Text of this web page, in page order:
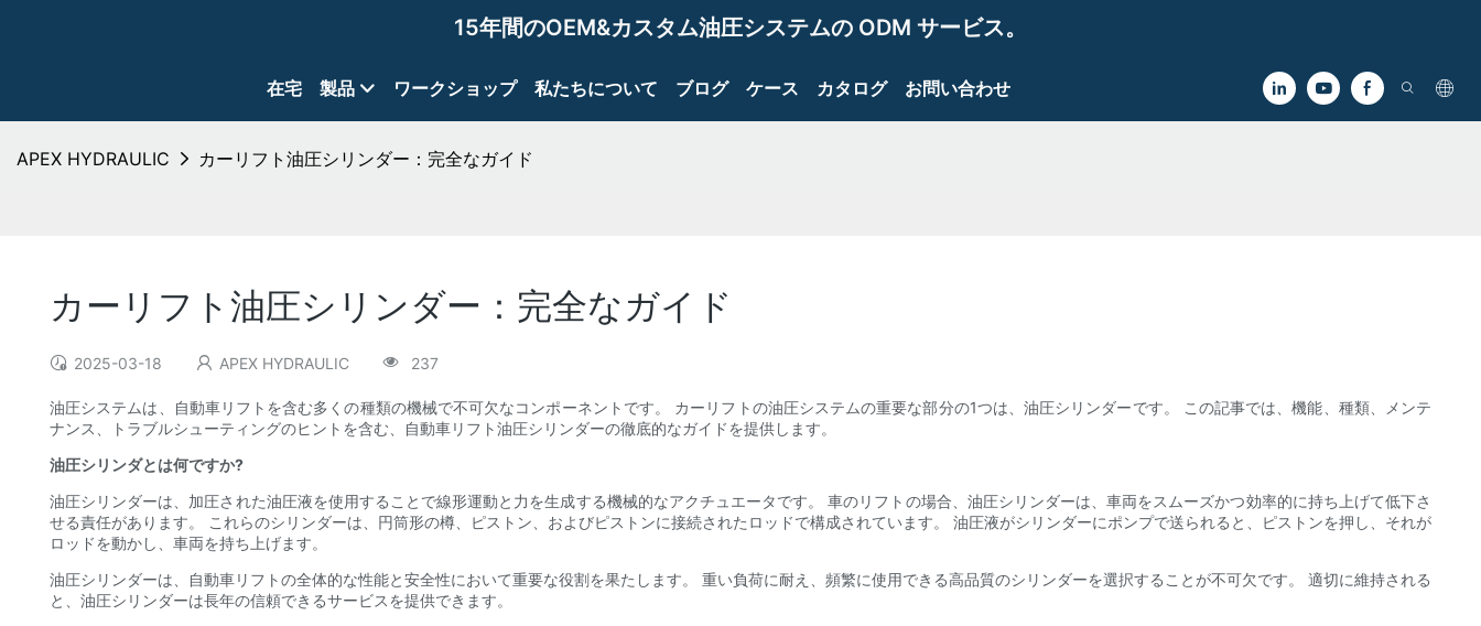
15年間のOEM&カスタム油圧システムの ODM サービス。
在宅 製品 ワークショップ 私たちについて ブログ ケース カタログ お問い合わせ
APEX HYDRAULIC カーリフト油圧シリンダー：完全なガイド
カーリフト油圧シリンダー：完全なガイド
2025-03-18 APEX HYDRAULIC 237
油圧システムは、自動車リフトを含む多くの種類の機械で不可欠なコンポーネントです。 カーリフトの油圧システムの重要な部分の1つは、油圧シリンダーです。 この記事では、機能、種類、メンテ
ナンス、トラブルシューティングのヒントを含む、自動車リフト油圧シリンダーの徹底的なガイドを提供します。
油圧シリンダとは何ですか?
油圧シリンダーは、加圧された油圧液を使用することで線形運動と力を生成する機械的なアクチュエータです。 車のリフトの場合、油圧シリンダーは、車両をスムーズかつ効率的に持ち上げて低下さ
せる責任があります。 これらのシリンダーは、円筒形の樽、ピストン、およびピストンに接続されたロッドで構成されています。 油圧液がシリンダーにポンプで送られると、ピストンを押し、それが
ロッドを動かし、車両を持ち上げます。
油圧シリンダーは、自動車リフトの全体的な性能と安全性において重要な役割を果たします。 重い負荷に耐え、頻繁に使用できる高品質のシリンダーを選択することが不可欠です。 適切に維持される
と、油圧シリンダーは長年の信頼できるサービスを提供できます。